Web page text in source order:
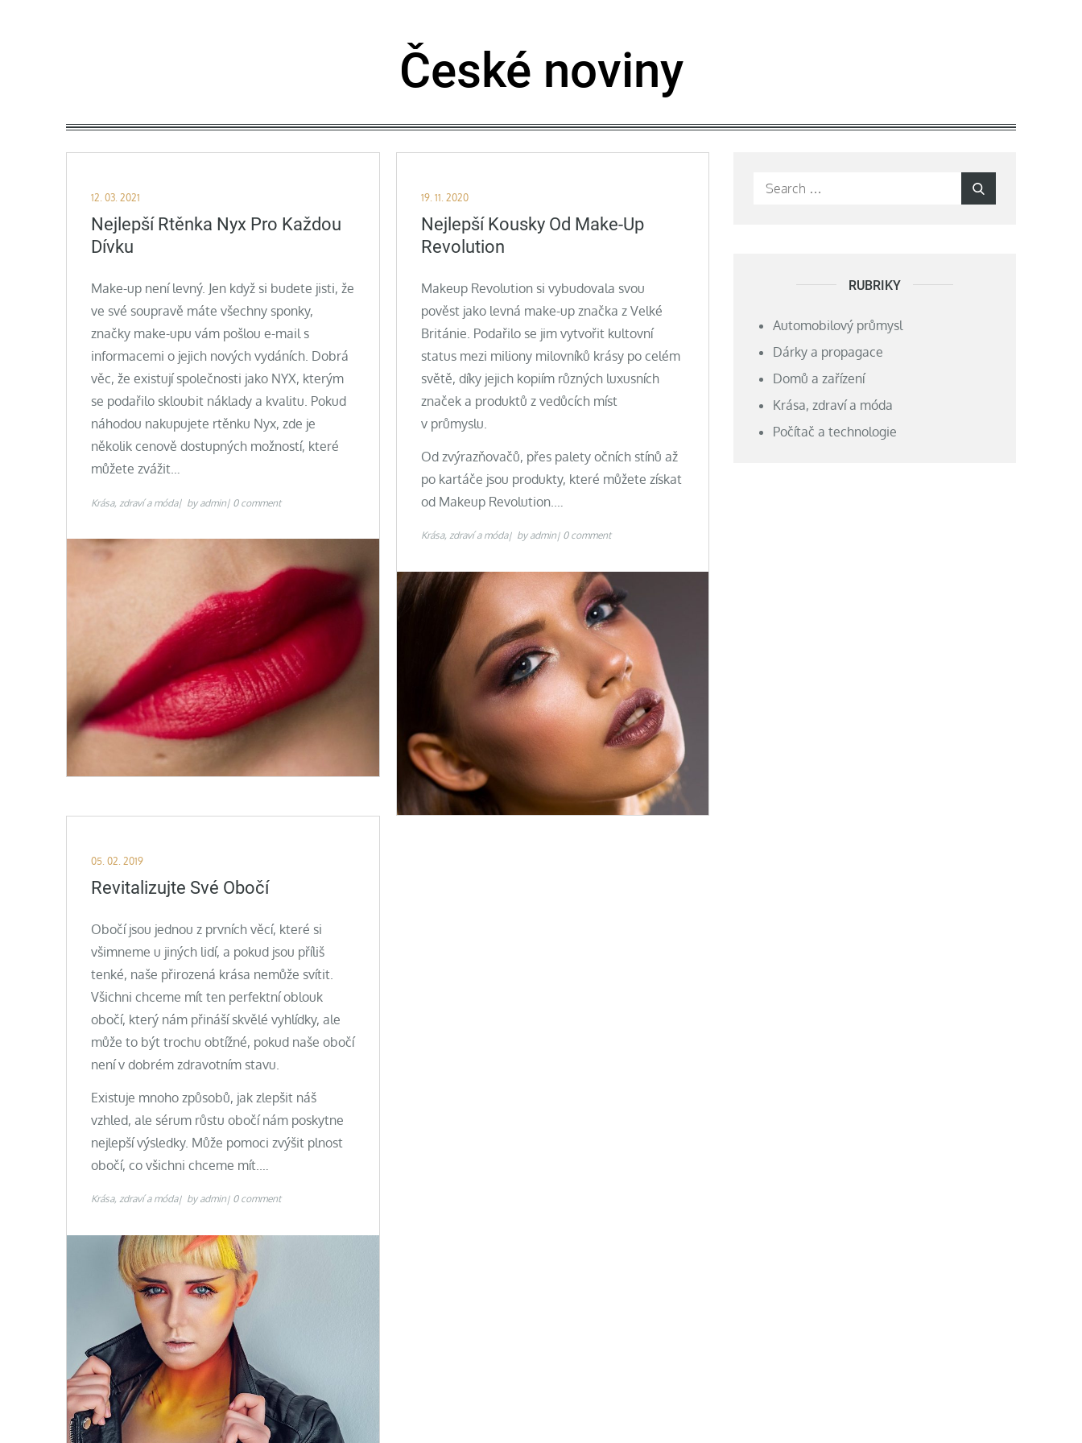
České noviny
Posted
on
12. 03. 2021
Nejlepší Rtěnka Nyx Pro Každou
Dívku
Make-up není levný. Jen když si budete jisti, že
ve své soupravě máte všechny sponky,
značky make-upu vám pošlou e-mail s
informacemi o jejich nových vydáních. Dobrá
věc, že existují společnosti jako NYX, kterým
se podařilo skloubit náklady a kvalitu. Pokud
náhodou nakupujete rtěnku Nyx, zde je
několik cenově dostupných možností, které
můžete zvážit…
Krása, zdraví a móda by admin 0 comment
Posted
on
19. 11. 2020
Nejlepší Kousky Od Make-Up
Revolution
Makeup Revolution si vybudovala svou
pověst jako levná make-up značka z Velké
Británie. Podařilo se jim vytvořit kultovní
status mezi miliony milovníků krásy po celém
světě, díky jejich kopiím různých luxusních
značek a produktů z vedůcích míst
v průmyslu.
Od zvýrazňovačů, přes palety očních stínů až
po kartáče jsou produkty, které můžete získat
od Makeup Revolution.…
Krása, zdraví a móda by admin 0 comment
Posted
on
05. 02. 2019
Revitalizujte Své Obočí
Obočí jsou jednou z prvních věcí, které si
všimneme u jiných lidí, a pokud jsou příliš
tenké, naše přirozená krása nemůže svítit.
Všichni chceme mít ten perfektní oblouk
obočí, který nám přináší skvělé vyhlídky, ale
může to být trochu obtížné, pokud naše obočí
není v dobrém zdravotním stavu.
Existuje mnoho způsobů, jak zlepšit náš
vzhled, ale sérum růstu obočí nám poskytne
nejlepší výsledky. Může pomoci zvýšit plnost
obočí, co všichni chceme mít.…
Krása, zdraví a móda by admin 0 comment
Search
RUBRIKY
Automobilový průmysl
Dárky a propagace
Domů a zařízení
Krása, zdraví a móda
Počítač a technologie